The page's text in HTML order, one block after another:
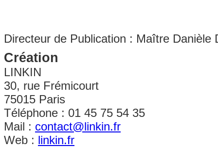
Directeur de Publication : Maître Danièle
Création
LINKIN
30, rue Frémicourt
75015 Paris
Téléphone : 01 45 75 54 35
Mail : contact@linkin.fr
Web : linkin.fr